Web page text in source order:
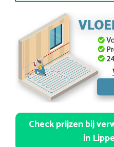
Check prijzen bij
in